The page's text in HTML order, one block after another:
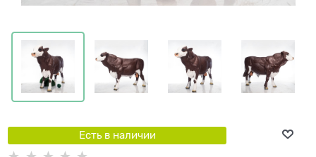
Есть в наличии